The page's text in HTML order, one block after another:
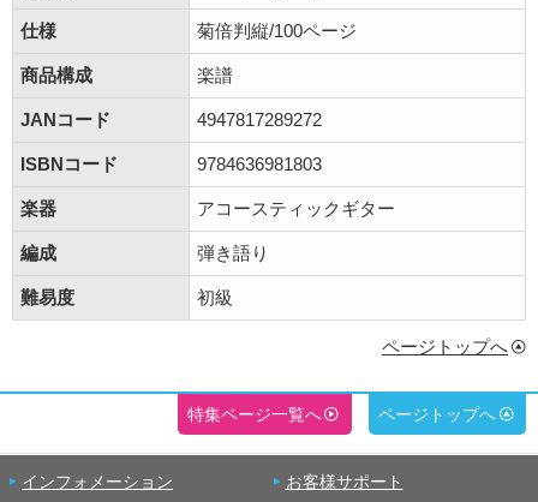
仕様 菊倍判縦/100ページ
商品構成 楽譜
JANコード 4947817289272
ISBNコード 9784636981803
楽器 アコースティックギター
編成 弾き語り
難易度 初級
ページトップへ
特集ページ一覧へ ページトップへ
インフォメーション お客様サポート